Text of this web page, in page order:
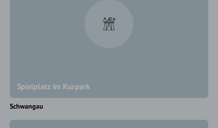
Spielplatz im Kurpark
Schwangau